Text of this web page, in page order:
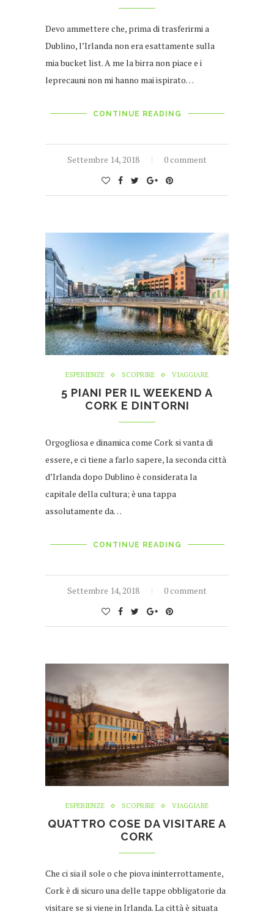
Devo ammettere che, prima di trasferirmi a
Dublino, l’Irlanda non era esattamente sulla
mia bucket list. A me la birra non piace e i
leprecauni non mi hanno mai ispirato…
CONTINUE READING
Settembre 14, 2018 0 comment
ESPERIENZE SCOPRIRE VIAGGIARE
5 PIANI PER IL WEEKEND A
CORK E DINTORNI
Orgogliosa e dinamica come Cork si vanta di
essere, e ci tiene a farlo sapere, la seconda città
d’Irlanda dopo Dublino è considerata la
capitale della cultura; è una tappa
assolutamente da…
CONTINUE READING
Settembre 14, 2018 0 comment
ESPERIENZE SCOPRIRE VIAGGIARE
QUATTRO COSE DA VISITARE A
CORK
Che ci sia il sole o che piova ininterrottamente,
Cork è di sicuro una delle tappe obbligatorie da
visitare se si viene in Irlanda. La città è situata